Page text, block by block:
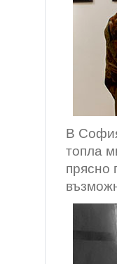
В
топла
прясно